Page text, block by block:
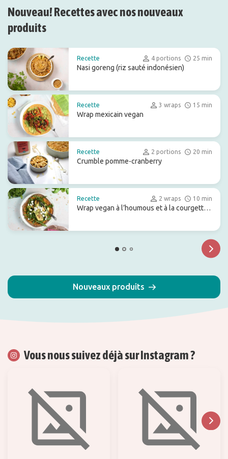
Nouveau! Recettes avec nos nouveaux
produits
Recette 4 portions 25 min
Nasi goreng (riz sauté indonésien)
Recette 3 wraps 15 min
Wrap mexicain vegan
Recette 2 portions 20 min
Crumble pomme-cranberry
Recette 2 wraps 10 min
Wrap vegan à l’houmous et à la courgette
Nouveaux produits
Vous nous suivez déjà sur Instagram ?